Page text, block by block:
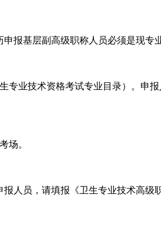
报基层副高级职称人员必须是现专
专业技术资格考试专业目录）。申
场。
人员，请填报《卫生专业技术高